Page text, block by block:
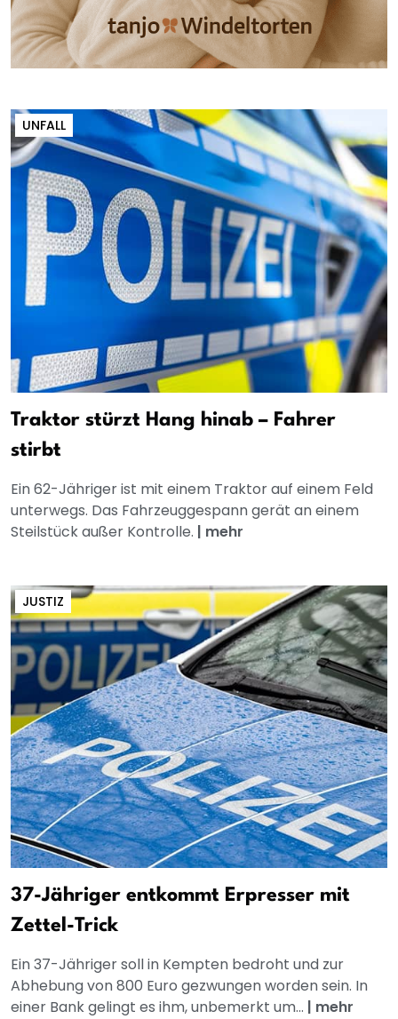
UNFALL
Traktor stürzt Hang hinab – Fahrer
stirbt
Ein 62-Jähriger ist mit einem Traktor auf einem Feld
unterwegs. Das Fahrzeuggespann gerät an einem
Steilstück außer Kontrolle. | mehr
JUSTIZ
37-Jähriger entkommt Erpresser mit
Zettel-Trick
Ein 37-Jähriger soll in Kempten bedroht und zur
Abhebung von 800 Euro gezwungen worden sein. In
einer Bank gelingt es ihm, unbemerkt um... | mehr